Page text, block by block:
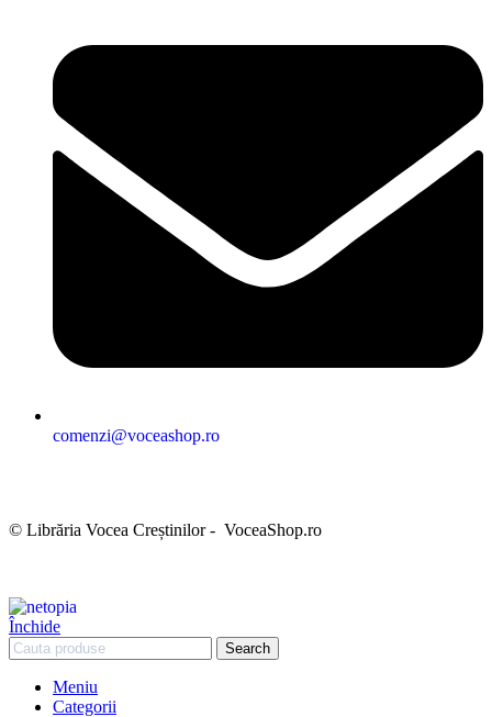
comenzi@voceashop.ro
© Librăria Vocea Creștinilor - VoceaShop.ro
Închide
Search
Meniu
Categorii